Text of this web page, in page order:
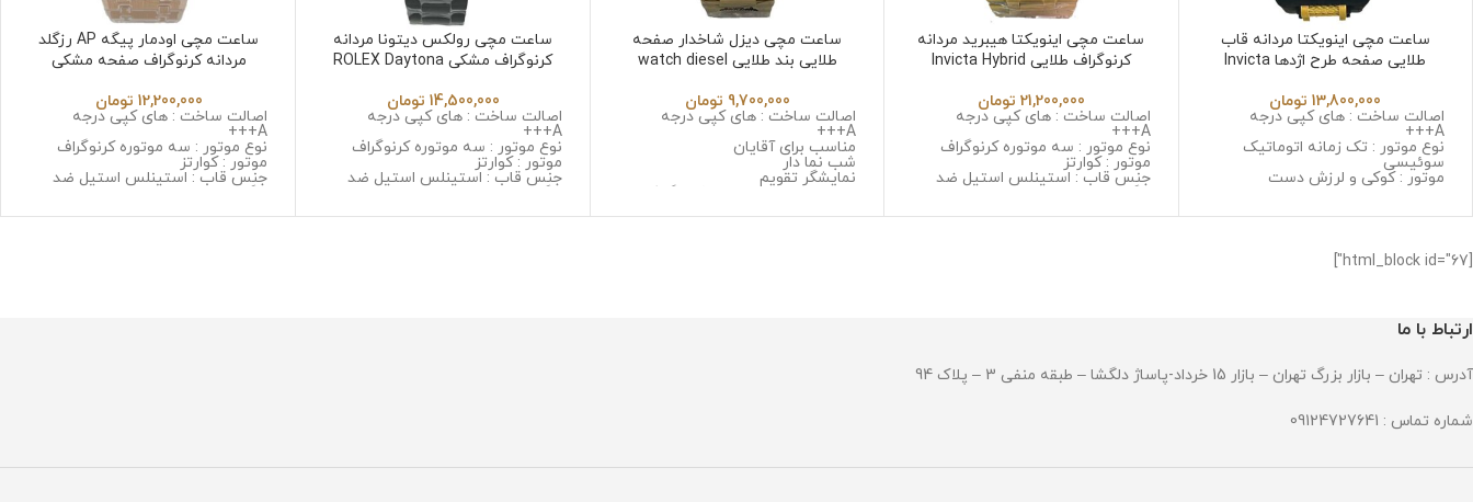
ساعت مچی اینویکتا مردانه قاب
طلایی صفحه طرح اژدها Invicta
13,800,000 تومان
اصالت ساخت : های کپی درجه
A+++
نوع موتور : تک زمانه اتوماتیک
سوئیسی
موتور : کوکی و لرزش دست
جنس قاب : استینلس استیل ضد
جنس شیشه : سافایر ضد خش
قطر صفحه : 53 میلی گرم
وزن : 237 گرم
ساعت مچی اینویکتا هیبرید مردانه
کرنوگراف طلایی Invicta Hybrid
21,200,000 تومان
اصالت ساخت : های کپی درجه
A+++
نوع موتور : سه موتوره کرنوگراف
موتور : کوارتز
جنس قاب : استینلس استیل ضد
زنگ و ضد حساسیت
جنس بند : استینلس استیل ضد زنگ
ساعت مچی دیزل شاخدار صفحه
طلایی بند طلایی watch diesel
9,700,000 تومان
اصالت ساخت : های کپی درجه
A+++
مناسب برای آقایان
شب نما دار
نمایشگر تقویم
نوع موتور : سه موتوره کرنوگراف
جنس قاب : استینلس استیل ضد
ساعت مچی رولکس دیتونا مردانه
کرنوگراف مشکی ROLEX Daytona
14,500,000 تومان
اصالت ساخت : های کپی درجه
A+++
نوع موتور : سه موتوره کرنوگراف
موتور : کوارتز
جنس قاب : استینلس استیل ضد
زنگ و ضد حساسیت
کیفیت
ساعت مچی اودمار پیگه AP رزگلد
مردانه کرنوگراف صفحه مشکی
12,200,000 تومان
اصالت ساخت : های کپی درجه
A+++
نوع موتور : سه موتوره کرنوگراف
موتور : کوارتز
جنس قاب : استینلس استیل ضد
زنگ و ضد حساسیت
جنس بند : استینلس استیل ضد زنگ
[html_block id="67"]
ارتباط با ما
آدرس : تهران – بازار بزرگ تهران – بازار 15 خرداد-پاساژ دلگشا – طبقه منفی 3 – پلاک 94
شماره تماس : 09124727641